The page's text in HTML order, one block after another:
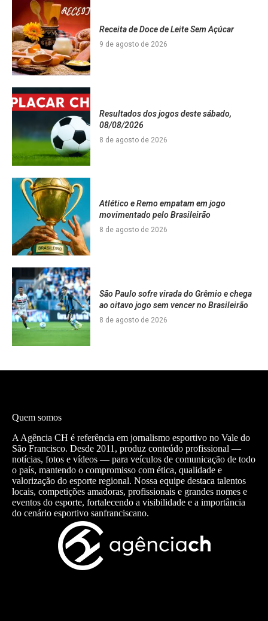
Receita de Doce de Leite Sem Açúcar
9 de agosto de 2026
Resultados dos jogos deste sábado,
08/08/2026
8 de agosto de 2026
Atlético e Remo empatam em jogo
movimentado pelo Brasileirão
8 de agosto de 2026
São Paulo sofre virada do Grêmio e chega
ao oitavo jogo sem vencer no Brasileirão
8 de agosto de 2026
Quem somos
A Agência CH é referência em jornalismo esportivo no Vale do
São Francisco. Desde 2011, produz conteúdo profissional —
notícias, fotos e vídeos — para veículos de comunicação de todo
o país, mantendo o compromisso com ética, qualidade e
valorização do esporte regional. Nossa equipe destaca talentos
locais, competições amadoras, profissionais e grandes nomes e
eventos do esporte, fortalecendo a visibilidade e a importância
do cenário esportivo sanfranciscano.